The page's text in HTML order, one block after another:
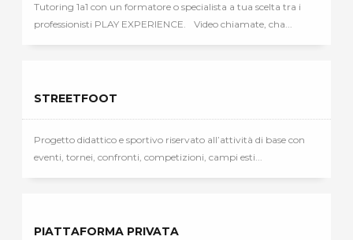
Tutoring 1a1 con un formatore o specialista a tua scelta tra i
professionisti PLAY EXPERIENCE. Video chiamate, cha...
STREETFOOT
Progetto didattico e sportivo riservato all’attività di base con
eventi, tornei, confronti, competizioni, campi esti...
PIATTAFORMA PRIVATA